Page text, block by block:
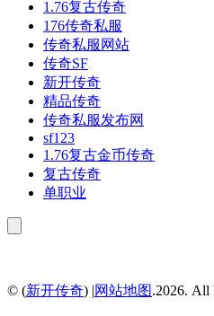
1.76复古传奇
176传奇私服
传奇私服网站
传奇SF
新开传奇
精品传奇
传奇私服发布网
sf123
1.76复古金币传奇
复古传奇
单职业
© (新开传奇) |网站地图.2026. All